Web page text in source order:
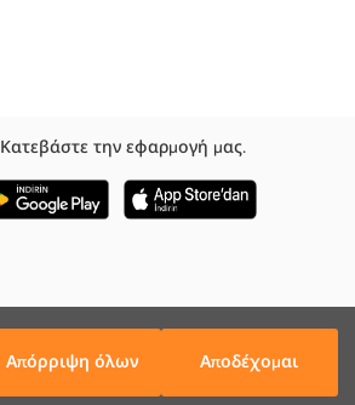
Απόρριψη όλων Αποδέχομαι
Κατεβάστε την εφαρμογή μας.